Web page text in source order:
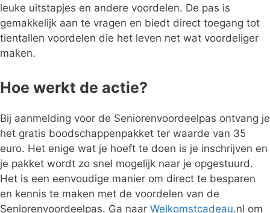
leuke uitstapjes en andere voordelen. De pas is
gemakkelijk aan te vragen en biedt direct toegang tot
tientallen voordelen die het leven net wat voordeliger
maken.
Hoe werkt de actie?
Bij aanmelding voor de Seniorenvoordeelpas ontvang je
het gratis boodschappenpakket ter waarde van 35
euro. Het enige wat je hoeft te doen is je inschrijven en
je pakket wordt zo snel mogelijk naar je opgestuurd.
Het is een eenvoudige manier om direct te besparen
en kennis te maken met de voordelen van de
Seniorenvoordeelpas. Ga naar Welkomstcadeau.nl om